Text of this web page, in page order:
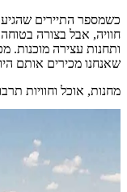
כשמספר התיירים
חוויה, אבל בצורה
ותחנות עצירה מוכנות.
שאנחנו מכירים אותם
מחנות, אוכל וחוויות